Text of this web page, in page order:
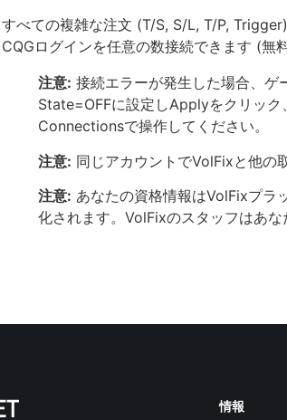
すべての複雑な注文 (T/S, S/L, T/P,
CQGログインを任意の数接続できます (無
注意: 接続エラーが発生した場合、ゲ
State=OFFに設定しApplyをクリッ
Connectionsで操作してください。
注意: 同じアカウントでVolFixと他の
注意: あなたの資格情報はVolFixプラ
化されます。VolFixのスタッフはあな
情報